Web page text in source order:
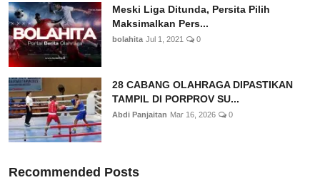
Meski Liga Ditunda, Persita Pilih
Maksimalkan Pers...
bolahita Jul 1, 2021 0
28 CABANG OLAHRAGA DIPASTIKAN
TAMPIL DI PORPROV SU...
Abdi Panjaitan Mar 16, 2026 0
Recommended Posts